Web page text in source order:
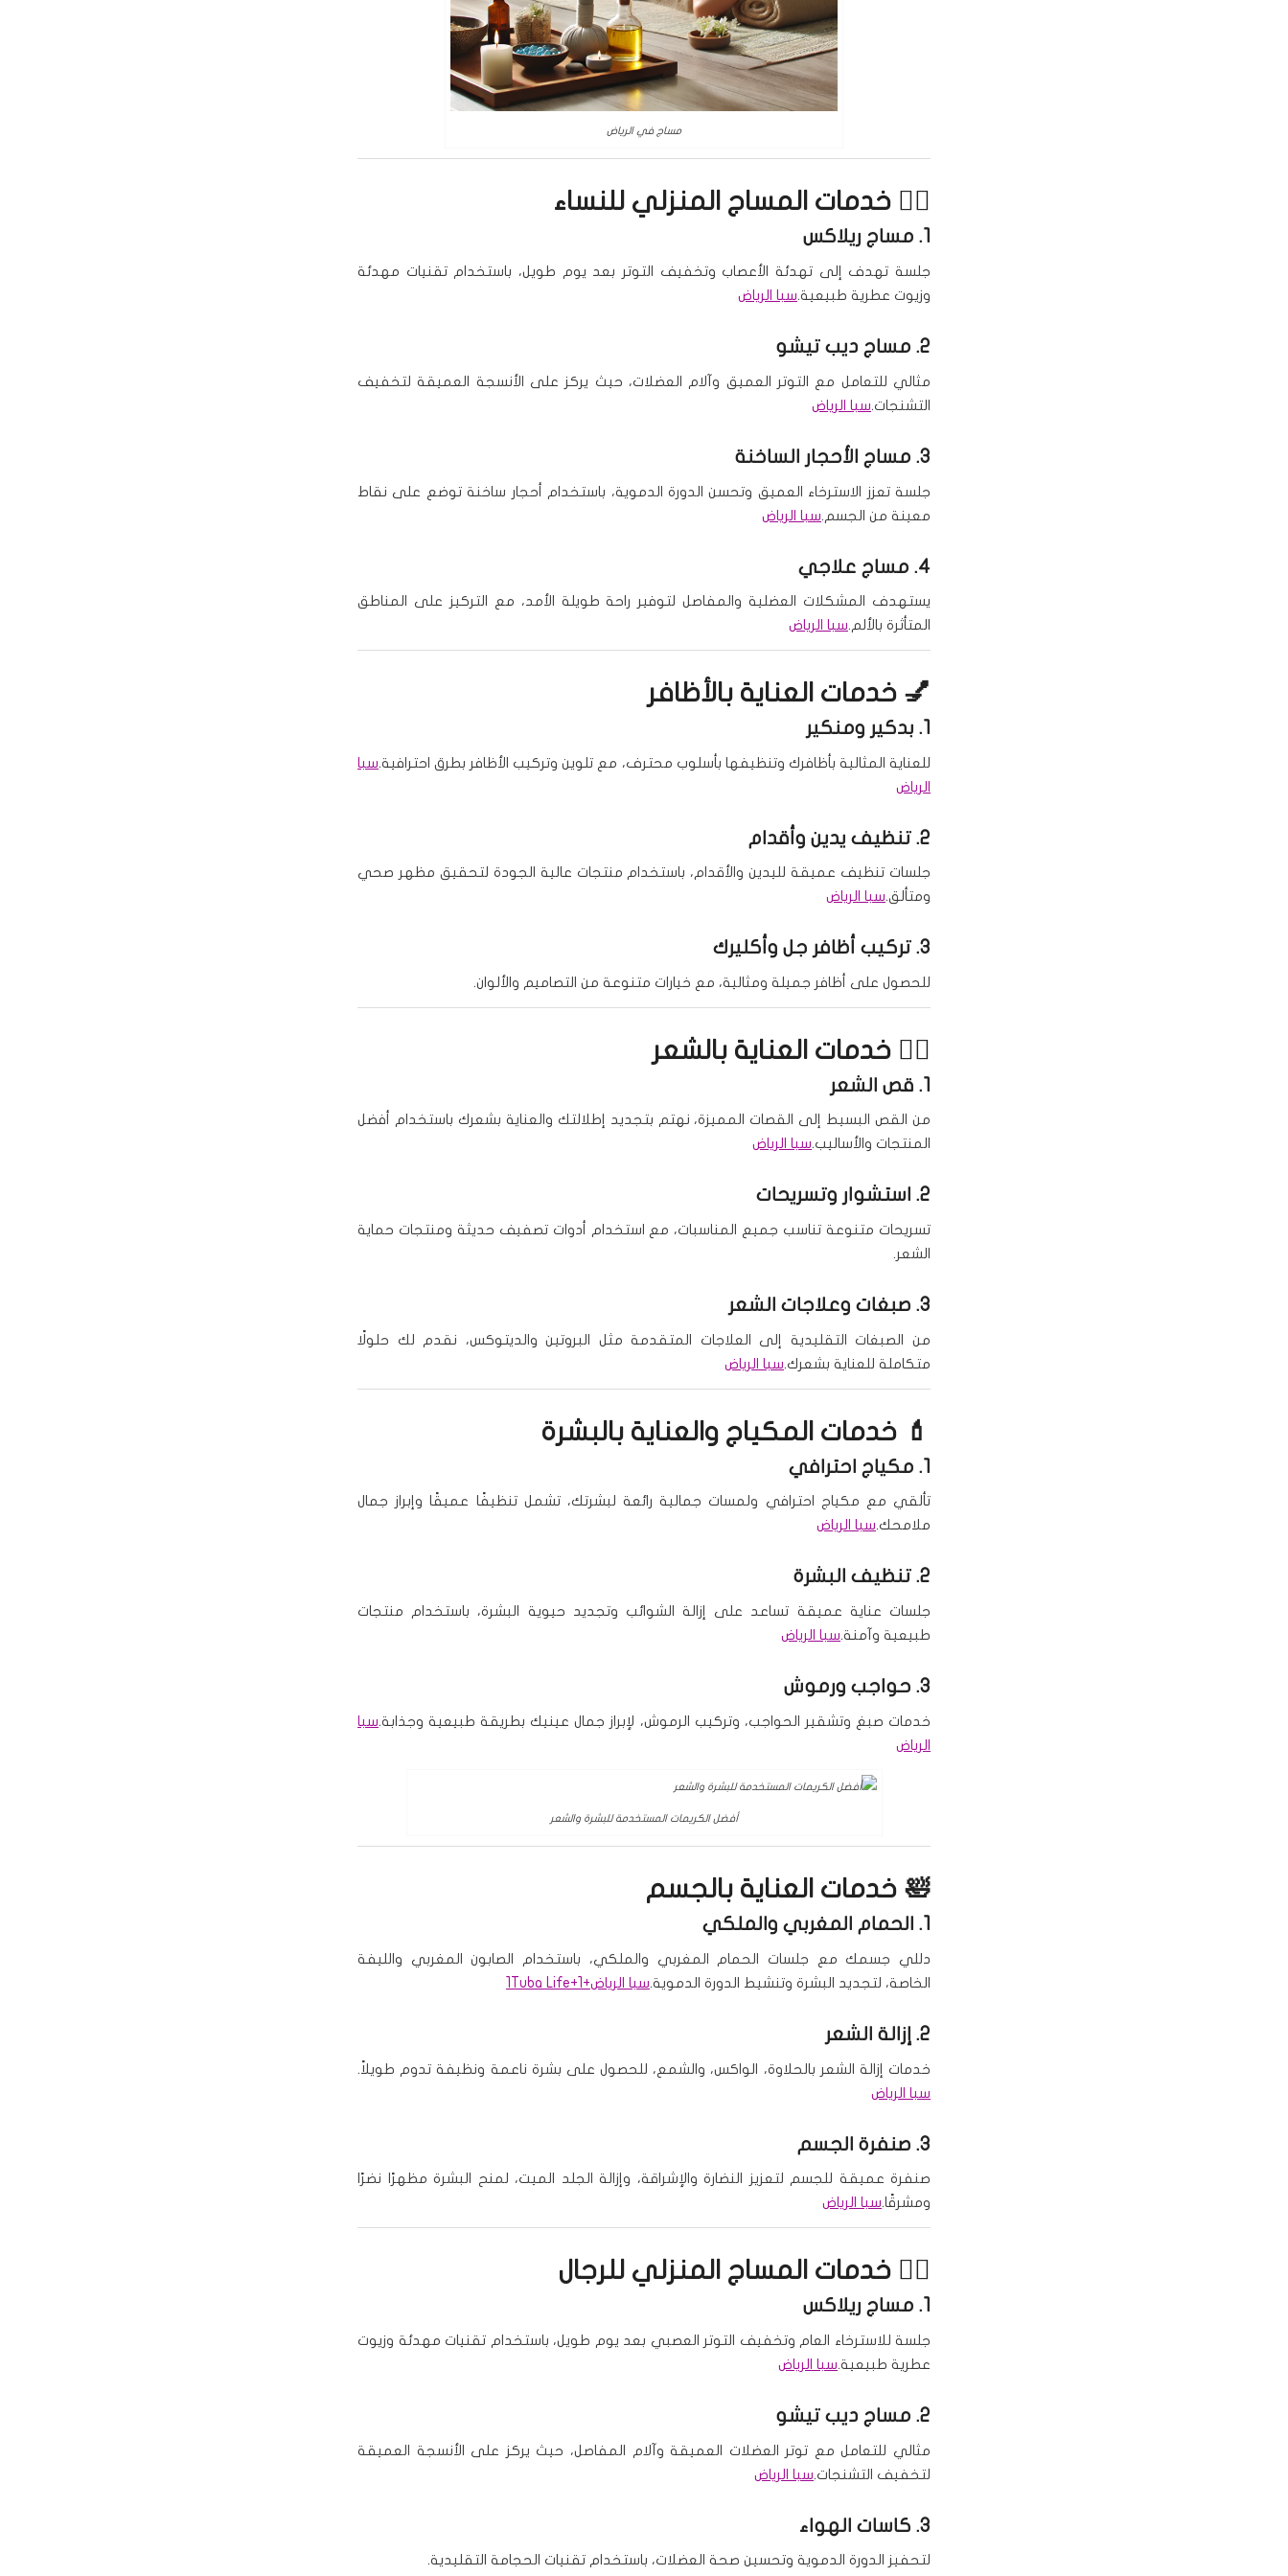
مساج في الرياض
💆‍♀️ خدمات المساج المنزلي للنساء
1. مساج ريلاكس
جلسة تهدف إلى تهدئة الأعصاب وتخفيف التوتر بعد يوم طويل، باستخدام تقنيات مهدئة
وزيوت عطرية طبيعية.سبا الرياض
2. مساج ديب تيشو
مثالي للتعامل مع التوتر العميق وآلام العضلات، حيث يركز على الأنسجة العميقة لتخفيف
التشنجات.سبا الرياض
3. مساج الأحجار الساخنة
جلسة تعزز الاسترخاء العميق وتحسن الدورة الدموية، باستخدام أحجار ساخنة توضع على نقاط
معينة من الجسم.سبا الرياض
4. مساج علاجي
يستهدف المشكلات العضلية والمفاصل لتوفير راحة طويلة الأمد، مع التركيز على المناطق
المتأثرة بالألم.سبا الرياض
💅 خدمات العناية بالأظافر
1. بدكير ومنكير
للعناية المثالية بأظافرك وتنظيفها بأسلوب محترف، مع تلوين وتركيب الأظافر بطرق احترافية.سبا
الرياض
2. تنظيف يدين وأقدام
جلسات تنظيف عميقة لليدين والأقدام، باستخدام منتجات عالية الجودة لتحقيق مظهر صحي
ومتألق.سبا الرياض
3. تركيب أظافر جل وأكليرك
للحصول على أظافر جميلة ومثالية، مع خيارات متنوعة من التصاميم والألوان.
💇‍♀️ خدمات العناية بالشعر
1. قص الشعر
من القص البسيط إلى القصات المميزة، نهتم بتجديد إطلالتك والعناية بشعرك باستخدام أفضل
المنتجات والأساليب.سبا الرياض
2. استشوار وتسريحات
تسريحات متنوعة تناسب جميع المناسبات، مع استخدام أدوات تصفيف حديثة ومنتجات حماية
الشعر.
3. صبغات وعلاجات الشعر
من الصبغات التقليدية إلى العلاجات المتقدمة مثل البروتين والديتوكس، نقدم لك حلولًا
متكاملة للعناية بشعرك.سبا الرياض
💄 خدمات المكياج والعناية بالبشرة
1. مكياج احترافي
تألقي مع مكياج احترافي ولمسات جمالية رائعة لبشرتك، تشمل تنظيفًا عميقًا وإبراز جمال
ملامحك.سبا الرياض
2. تنظيف البشرة
جلسات عناية عميقة تساعد على إزالة الشوائب وتجديد حيوية البشرة، باستخدام منتجات
طبيعية وآمنة.سبا الرياض
3. حواجب ورموش
خدمات صبغ وتشقير الحواجب، وتركيب الرموش، لإبراز جمال عينيك بطريقة طبيعية وجذابة.سبا
الرياض
أفضل الكريمات المستخدمة للبشرة والشعر
🛀 خدمات العناية بالجسم
1. الحمام المغربي والملكي
دللي جسمك مع جلسات الحمام المغربي والملكي، باستخدام الصابون المغربي والليفة
الخاصة، لتجديد البشرة وتنشيط الدورة الدموية.سبا الرياض+1
Tuba Life+1
2. إزالة الشعر
خدمات إزالة الشعر بالحلاوة، الواكس، والشمع، للحصول على بشرة ناعمة ونظيفة تدوم طويلاً.
سبا الرياض
3. صنفرة الجسم
صنفرة عميقة للجسم لتعزيز النضارة والإشراقة، وإزالة الجلد الميت، لمنح البشرة مظهرًا نضرًا
ومشرقًا.سبا الرياض
🧖‍♂️ خدمات المساج المنزلي للرجال
1. مساج ريلاكس
جلسة للاسترخاء العام وتخفيف التوتر العصبي بعد يوم طويل، باستخدام تقنيات مهدئة وزيوت
عطرية طبيعية.سبا الرياض
2. مساج ديب تيشو
مثالي للتعامل مع توتر العضلات العميقة وآلام المفاصل، حيث يركز على الأنسجة العميقة
لتخفيف التشنجات.سبا الرياض
3. كاسات الهواء
لتحفيز الدورة الدموية وتحسين صحة العضلات، باستخدام تقنيات الحجامة التقليدية.